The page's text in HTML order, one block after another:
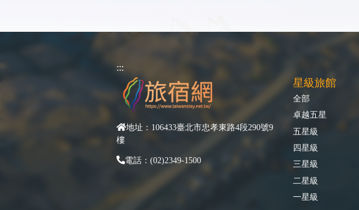
:::
地址：106433臺北市忠孝東路4段290號9
樓
電話：(02)2349-1500
星級旅館
全部
卓越五星
五星級
四星級
三星級
二星級
一星級